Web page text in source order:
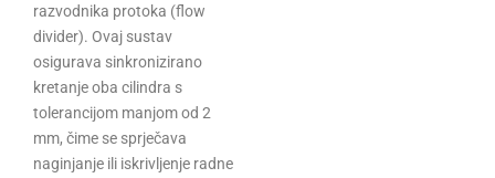
razvodnika protoka (flow
divider). Ovaj sustav
osigurava sinkronizirano
kretanje oba cilindra s
tolerancijom manjom od 2
mm, čime se sprječava
naginjanje ili iskrivljenje radne